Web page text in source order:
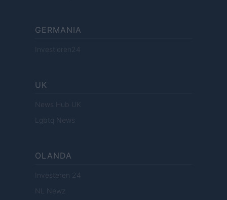
GERMANIA
Investieren24
UK
News Hub UK
Lgbtq News
OLANDA
Investeren 24
NL Newz